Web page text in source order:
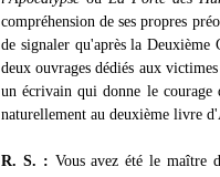
compréhension de ses propres
de signaler qu'après la Deuxième
deux ouvrages dédiés aux
un écrivain qui donne le courage
naturellement au deuxième livre
R. S. : Vous avez été le maître